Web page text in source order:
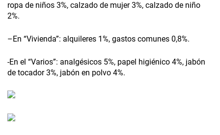
ropa de niños 3%, calzado de mujer 3%, calzado de niño
2%.
–En “Vivienda”: alquileres 1%, gastos comunes 0,8%.
-En el “Varios”: analgésicos 5%, papel higiénico 4%, jabón
de tocador 3%, jabón en polvo 4%.